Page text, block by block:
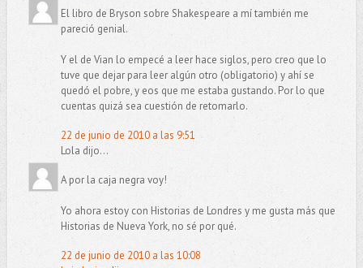
El libro de Bryson sobre Shakespeare a mí también me
pareció genial.
Y el de Vian lo empecé a leer hace siglos, pero creo que lo
tuve que dejar para leer algún otro (obligatorio) y ahí se
quedó el pobre, y eos que me estaba gustando. Por lo que
cuentas quizá sea cuestión de retomarlo.
22 de junio de 2010 a las 9:51
Lola dijo...
A por la caja negra voy!
Yo ahora estoy con Historias de Londres y me gusta más que
Historias de Nueva York, no sé por qué.
22 de junio de 2010 a las 10:08